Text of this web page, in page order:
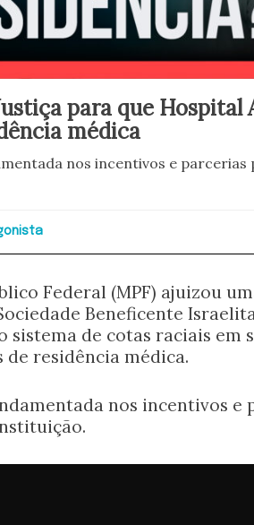
para que
médica
nos incentivos e parcerias
Federal (MPF) ajuizou
Beneficente
sistema de cotas raciais em
residência médica.
nos incentivos e